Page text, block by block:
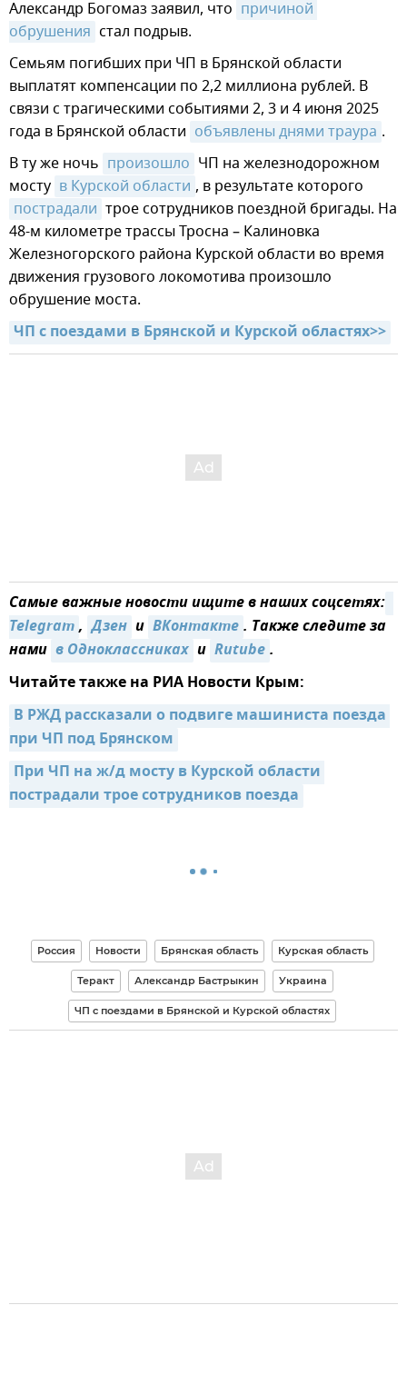
Александр Богомаз заявил, что причиной
обрушения стал подрыв.
Семьям погибших при ЧП в Брянской области
выплатят компенсации по 2,2 миллиона рублей. В
связи с трагическими событиями 2, 3 и 4 июня 2025
года в Брянской области объявлены днями траура .
В ту же ночь произошло ЧП на железнодорожном
мосту в Курской области , в результате которого
пострадали трое сотрудников поездной бригады. На
48-м километре трассы Тросна – Калиновка
Железногорского района Курской области во время
движения грузового локомотива произошло
обрушение моста.
ЧП с поездами в Брянской и Курской областях>>
Самые важные новости ищите в наших соцсетях:
Telegram, Дзен и ВКонтакте. Также следите за
нами в Одноклассниках и Rutube.
Читайте также на РИА Новости Крым:
В РЖД рассказали о подвиге машиниста поезда
при ЧП под Брянском
При ЧП на ж/д мосту в Курской области
пострадали трое сотрудников поезда
Россия Новости Брянская область Курская область
Теракт Александр Бастрыкин Украина
ЧП с поездами в Брянской и Курской областях